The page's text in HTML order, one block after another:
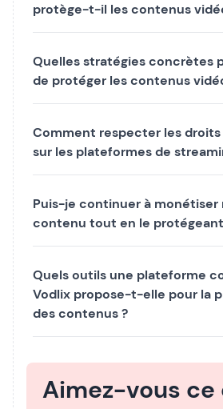
protège-t-il les contenus
Quelles stratégies concrètes
de protéger les contenus
Comment respecter les
sur les plateformes de
Puis-je continuer à monétiser
contenu tout en le
Quels outils une plateforme
Vodlix propose-t-elle pour la
des contenus ?
Aimez-vous ce